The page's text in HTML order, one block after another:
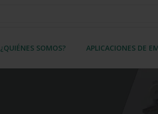
¿QUIÉNES SOMOS? APLICACIONES DE